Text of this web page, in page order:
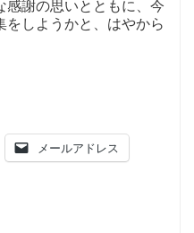
感謝の思いとともに、今
しようかと、はやから
メールアドレス